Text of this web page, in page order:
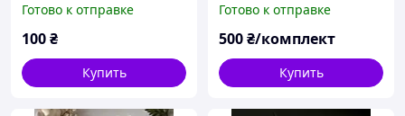
Скрининг Вечеринка
угадай пол ребенка
Готово к отправке
100₴
Купить
Босс с ножницами
Готово к отправке
500₴/комплект
Купить